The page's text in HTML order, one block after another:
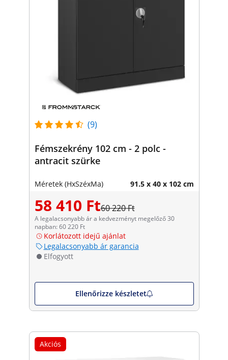
(9)
Fémszekrény 102 cm - 2 polc -
antracit szürke
Méretek (HxSzéxMa) 91.5 x 40 x 102 cm
58 410 Ft60 220 Ft
A legalacsonyabb ár a kedvezményt megelőző 30
napban: 60 220 Ft
Korlátozott idejű ajánlat
Legalacsonyabb ár garancia
Elfogyott
Ellenőrizze készletet
Akciós